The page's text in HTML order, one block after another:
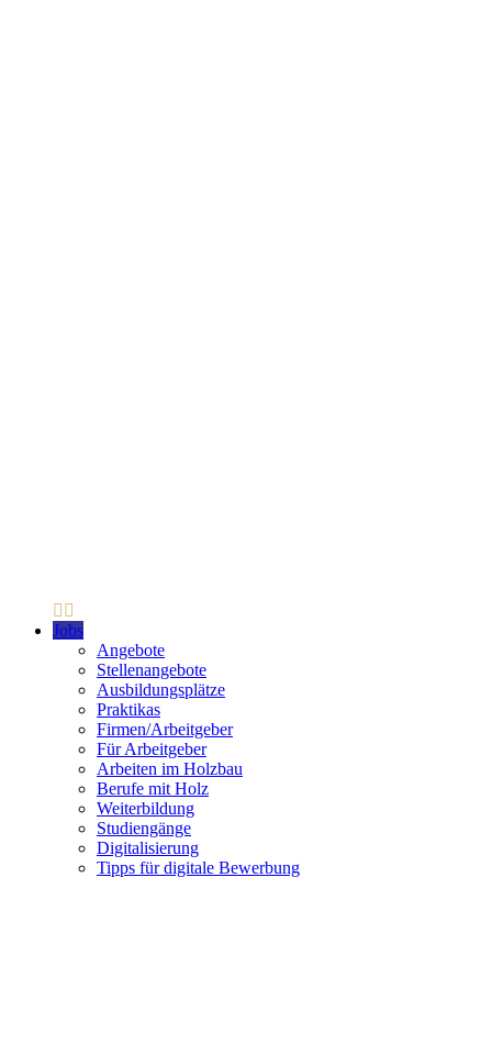
Jobs
Angebote
Stellenangebote
Ausbildungsplätze
Praktikas
Firmen/Arbeitgeber
Für Arbeitgeber
Arbeiten im Holzbau
Berufe mit Holz
Weiterbildung
Studiengänge
Digitalisierung
Tipps für digitale Bewerbung